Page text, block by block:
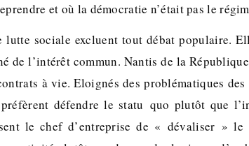
et où la démocratie n’était pas le
lutte sociale excluent tout débat populaire.
de l’intérêt commun. Nantis de la
à vie. Eloignés des problématiques
défendre le statu quo plutôt que
le chef d’entreprise de « dévaliser »